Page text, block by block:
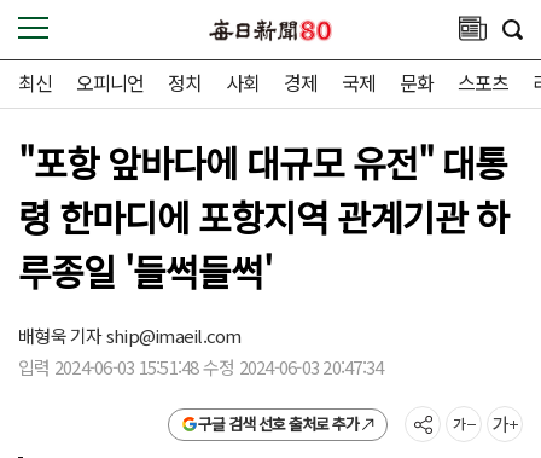
최신 오피니언 정치 사회 경제 국제 문화 스포츠
"포항 앞바다에 대규모 유전" 대통
령 한마디에 포항지역 관계기관 하
루종일 '들썩들썩'
배형욱 기자ship@imaeil.com
입력 2024-06-03 15:51:48 수정 2024-06-03 20:47:34
구글 검색 선호 출처로 추가